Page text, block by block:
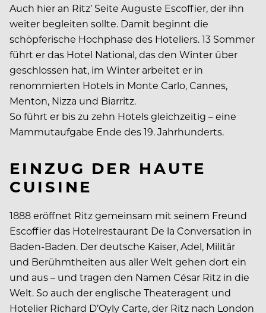
Auch hier an Ritz’ Seite Auguste Escoffier, der ihn
weiter begleiten sollte. Damit beginnt die
schöpferische Hochphase des Hoteliers. 13 Sommer
führt er das Hotel National, das den Winter über
geschlossen hat, im Winter arbeitet er in
renommierten Hotels in Monte Carlo, Cannes,
Menton, Nizza und Biarritz.
So führt er bis zu zehn Hotels gleichzeitig – eine
Mammutaufgabe Ende des 19. Jahrhunderts.
EINZUG DER HAUTE
CUISINE
1888 eröffnet Ritz gemeinsam mit seinem Freund
Escoffier das Hotelrestaurant De la Conversation in
Baden-Baden. Der deutsche Kaiser, Adel, Militär
und Berühmtheiten aus aller Welt gehen dort ein
und aus – und tragen den Namen César Ritz in die
Welt. So auch der englische Theateragent und
Hotelier Richard D’Oyly Carte, der Ritz nach London